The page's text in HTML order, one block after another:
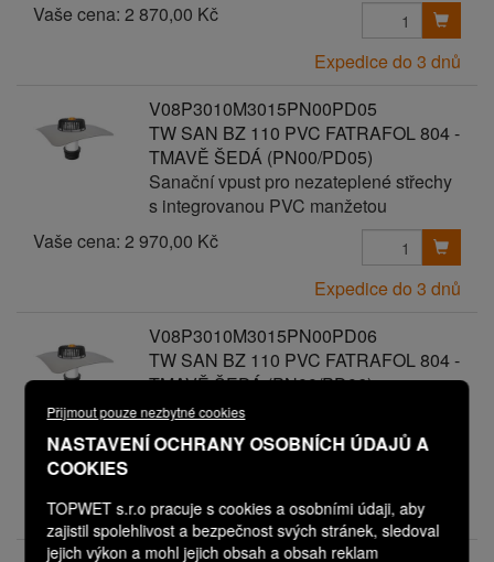
Přijmout pouze nezbytné cookies
NASTAVENÍ OCHRANY OSOBNÍCH ÚDAJŮ A
COOKIES
TOPWET s.r.o pracuje s cookies a osobními údaji, aby
zajistil spolehlivost a bezpečnost svých stránek, sledoval
jejich výkon a mohl jejich obsah a obsah reklam
Vaše cena: 2 870,00 Kč
Expedice do 3 dnů
V08P3010M3015PN00PD05
TW SAN BZ 110 PVC FATRAFOL 804 -
TMAVĚ ŠEDÁ (PN00/PD05)
Sanační vpust pro nezateplené střechy
s integrovanou PVC manžetou
Vaše cena: 2 970,00 Kč
Expedice do 3 dnů
V08P3010M3015PN00PD06
TW SAN BZ 110 PVC FATRAFOL 804 -
TMAVĚ ŠEDÁ (PN00/PD06)
Sanační vpust pro nezateplené střechy
s integrovanou PVC manžetou
Vaše cena:3 070,00 Kč
Expedice do 3 dnů